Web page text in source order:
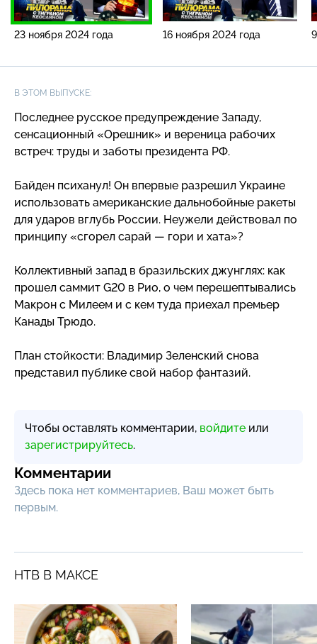
23 ноября 2024 года 16 ноября 2024 года
В ЭТОМ ВЫПУСКЕ:
Последнее русское предупреждение Западу,
сенсационный «Орешник» и вереница рабочих
встреч: труды и заботы президента РФ.
Байден психанул! Он впервые разрешил Украине
использовать американские дальнобойные ракеты
для ударов вглубь России. Неужели действовал по
принципу «сгорел сарай — гори и хата»?
Коллективный запад в бразильских джунглях: как
прошел саммит G20 в Рио, о чем перешептывались
Макрон с Милеем и с кем туда приехал премьер
Канады Трюдо.
План стойкости: Владимир Зеленский снова
представил публике свой набор фантазий.
Чтобы оставлять комментарии, войдите или
зарегистрируйтесь.
Комментарии
Здесь пока нет комментариев, Ваш может быть
первым.
НТВ В МАКСЕ